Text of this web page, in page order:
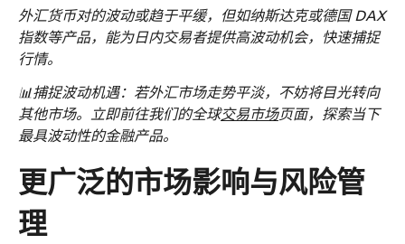
外汇货币对的波动或趋于平缓，但如纳斯达克或德国 DAX
指数等产品，能为日内交易者提供高波动机会，快速捕捉
行情。
📊捕捉波动机遇：若外汇市场走势平淡，不妨将目光转向
其他市场。立即前往我们的全球交易市场页面，探索当下
最具波动性的金融产品。
更广泛的市场影响与风险管
理